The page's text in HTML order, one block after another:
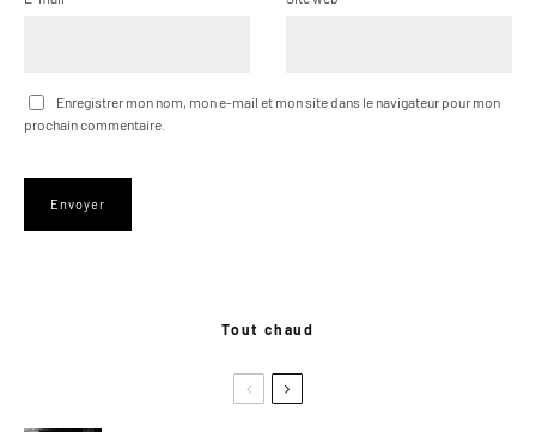
Enregistrer mon nom, mon e-mail et mon site dans le navigateur pour mon
prochain commentaire.
Tout chaud